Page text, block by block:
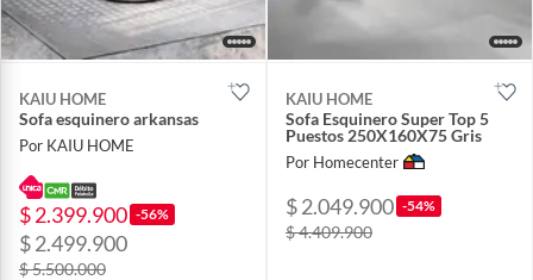
KAIU HOME
Sofa esquinero arkansas
Por KAIU HOME
$ 2.399.900 -56%
$ 2.499.900
$ 5.500.000
KAIU HOME
Sofa Esquinero Super Top 5
Puestos 250X160X75 Gris
Por Homecenter
$ 2.049.900 -54%
$ 4.409.900